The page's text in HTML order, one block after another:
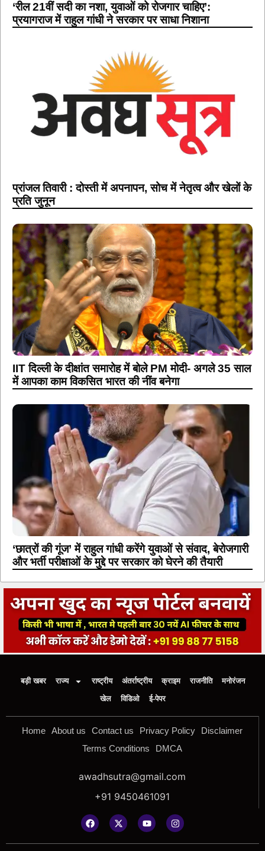
‘रील 21वीं सदी का नशा, युवाओं को रोजगार चाहिए’:
प्रयागराज में राहुल गांधी ने सरकार पर साधा निशाना
प्रांजल तिवारी : दोस्ती में अपनापन, सोच में नेतृत्व और खेलों के
प्रति जुनून
IIT दिल्ली के दीक्षांत समारोह में बोले PM मोदी- अगले 35 साल
में आपका काम विकसित भारत की नींव बनेगा
‘छात्रों की गूंज’ में राहुल गांधी करेंगे युवाओं से संवाद, बेरोजगारी
और भर्ती परीक्षाओं के मुद्दे पर सरकार को घेरने की तैयारी
बड़ी खबर राज्य राष्ट्रीय अंतर्राष्ट्रीय क्राइम राजनीति
मनोरंजन
खेल
विडिओ ई-पेपर
Home About us Contact us Privacy Policy
Disclaimer
Terms Conditions
DMCA
awadhsutra@gmail.com
+91 9450461091